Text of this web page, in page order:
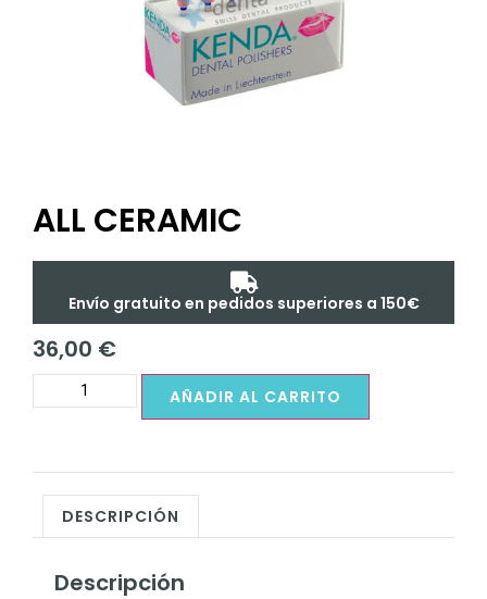
ALL CERAMIC
Envío gratuito en pedidos superiores a 150€
36,00 €
AÑADIR AL CARRITO
DESCRIPCIÓN
Descripción